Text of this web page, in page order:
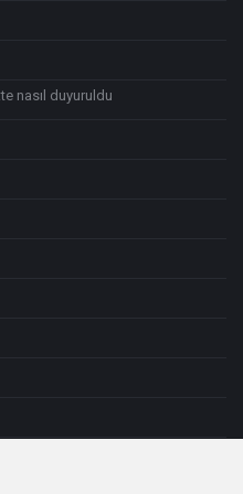
nasıl duyuruldu